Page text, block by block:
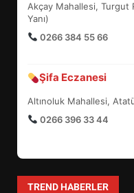
Akçay Mahallesi, Turgut
Yanı)
0266 384 55 66
Şifa Eczanesi
Altınoluk Mahallesi,
0266 396 33 44
TREND HABERLER
6
7
YENİ
1